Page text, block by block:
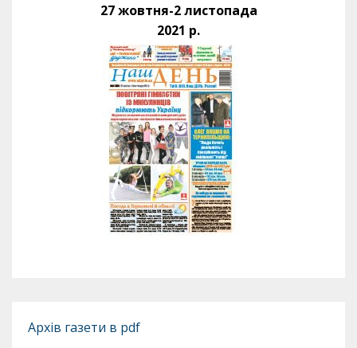
27 жовтня-2 листопада
2021 р.
Архів газети в pdf